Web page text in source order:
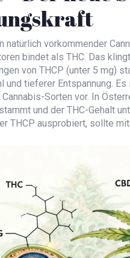
natürlich vorkommender
bindet als THC. Das
von THCP (unter 5 mg)
und tieferer Entspannung.
Sorten vor. In
und der THC-Gehalt
THCP ausprobiert, sollte